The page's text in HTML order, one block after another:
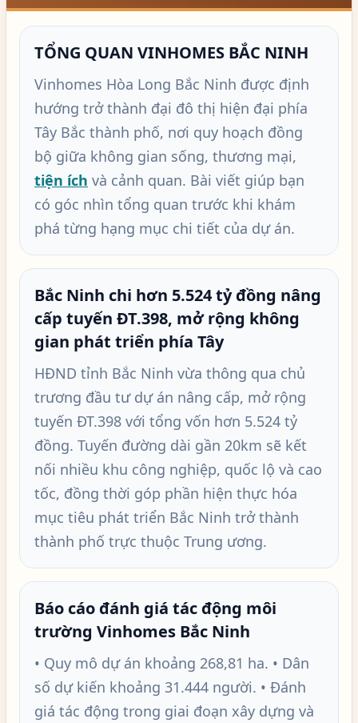
TỔNG QUAN VINHOMES BẮC NINH
Vinhomes Hòa Long Bắc Ninh được định
hướng trở thành đại đô thị hiện đại phía
Tây Bắc thành phố, nơi quy hoạch đồng
bộ giữa không gian sống, thương mại,
tiện ích và cảnh quan. Bài viết giúp bạn
có góc nhìn tổng quan trước khi khám
phá từng hạng mục chi tiết của dự án.
Bắc Ninh chi hơn 5.524 tỷ đồng nâng
cấp tuyến ĐT.398, mở rộng không
gian phát triển phía Tây
HĐND tỉnh Bắc Ninh vừa thông qua chủ
trương đầu tư dự án nâng cấp, mở rộng
tuyến ĐT.398 với tổng vốn hơn 5.524 tỷ
đồng. Tuyến đường dài gần 20km sẽ kết
nối nhiều khu công nghiệp, quốc lộ và cao
tốc, đồng thời góp phần hiện thực hóa
mục tiêu phát triển Bắc Ninh trở thành
thành phố trực thuộc Trung ương.
Báo cáo đánh giá tác động môi
trường Vinhomes Bắc Ninh
• Quy mô dự án khoảng 268,81 ha. • Dân
số dự kiến khoảng 31.444 người. • Đánh
giá tác động trong giai đoạn xây dựng và